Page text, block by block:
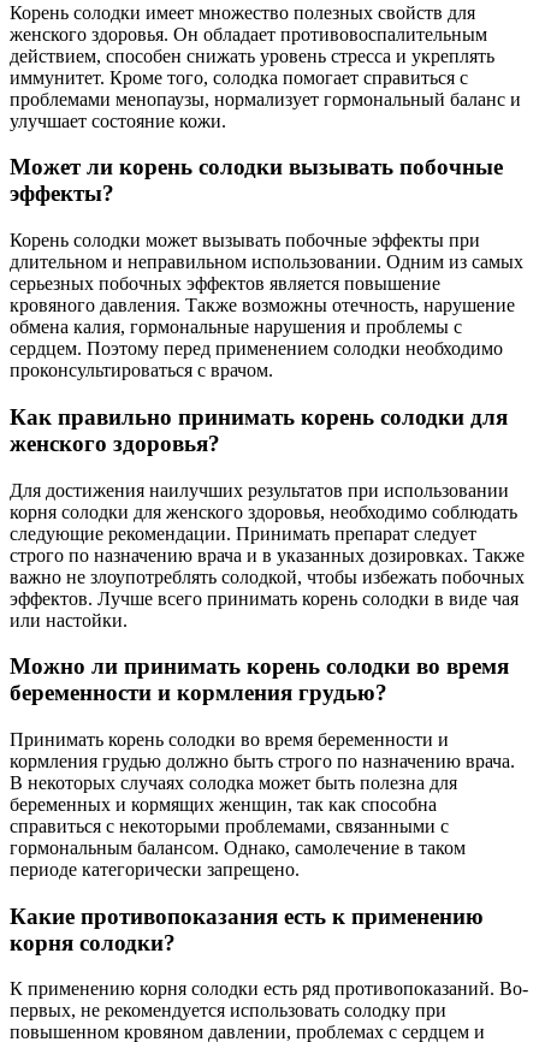
Корень солодки имеет множество полезных свойств для
женского здоровья. Он обладает противовоспалительным
действием, способен снижать уровень стресса и укреплять
иммунитет. Кроме того, солодка помогает справиться с
проблемами менопаузы, нормализует гормональный баланс и
улучшает состояние кожи.
Может ли корень солодки вызывать побочные
эффекты?
Корень солодки может вызывать побочные эффекты при
длительном и неправильном использовании. Одним из самых
серьезных побочных эффектов является повышение
кровяного давления. Также возможны отечность, нарушение
обмена калия, гормональные нарушения и проблемы с
сердцем. Поэтому перед применением солодки необходимо
проконсультироваться с врачом.
Как правильно принимать корень солодки для
женского здоровья?
Для достижения наилучших результатов при использовании
корня солодки для женского здоровья, необходимо соблюдать
следующие рекомендации. Принимать препарат следует
строго по назначению врача и в указанных дозировках. Также
важно не злоупотреблять солодкой, чтобы избежать побочных
эффектов. Лучше всего принимать корень солодки в виде чая
или настойки.
Можно ли принимать корень солодки во время
беременности и кормления грудью?
Принимать корень солодки во время беременности и
кормления грудью должно быть строго по назначению врача.
В некоторых случаях солодка может быть полезна для
беременных и кормящих женщин, так как способна
справиться с некоторыми проблемами, связанными с
гормональным балансом. Однако, самолечение в таком
периоде категорически запрещено.
Какие противопоказания есть к применению
корня солодки?
К применению корня солодки есть ряд противопоказаний. Во-
первых, не рекомендуется использовать солодку при
повышенном кровяном давлении, проблемах с сердцем и